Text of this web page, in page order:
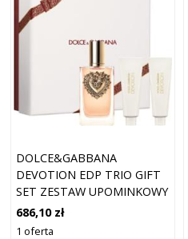
DOLCE&GABBANA
DEVOTION EDP TRIO GIFT
SET ZESTAW UPOMINKOWY
DLA KOBIET
686,10 zł
1 oferta